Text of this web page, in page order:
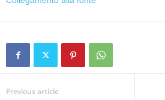
Previous article